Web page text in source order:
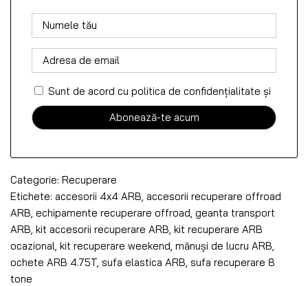
Sunt de acord cu politica de confidențialitate și
Categorie: Recuperare
Etichete: accesorii 4x4 ARB accesorii recuperare offroad
ARB echipamente recuperare offroad geanta transport
ARB kit accesorii recuperare ARB kit recuperare ARB
ocazional kit recuperare weekend mănuși de lucru ARB
ochete ARB 4.75T sufa elastica ARB sufa recuperare 8
tone